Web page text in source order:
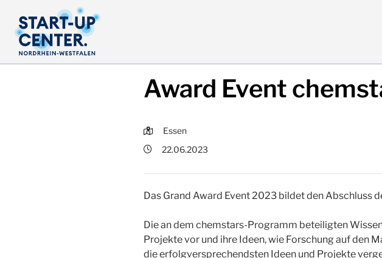
Award Event
Essen
22.06.2023
Das Grand Award Event 2023 bildet den Abschluss
Die an dem chemstars-Programm beteiligten
Projekte vor und ihre Ideen, wie Forschung auf den
die erfolgversprechendsten Ideen und Projekte